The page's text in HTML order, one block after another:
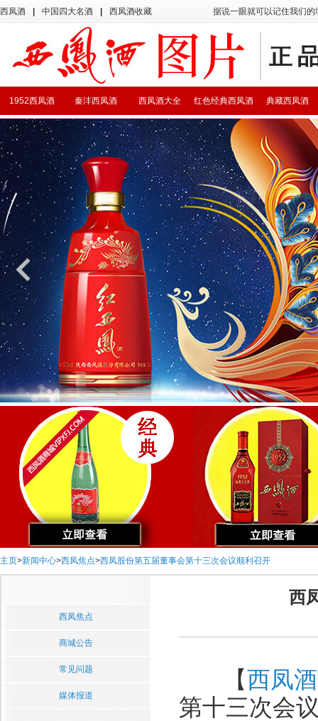
西凤酒 中国四大名酒 西凤酒收藏 据说一眼就可以记住我们
典藏西凤酒
红色经典西凤酒
西凤酒大全
秦沣西凤酒
1952西凤酒
主页>新闻中心>西凤焦点>西凤股份第五届董事会第十三次会议顺利召开
西凤焦点
商城公告
常见问题
媒体报道
西
【西凤
第十三次会